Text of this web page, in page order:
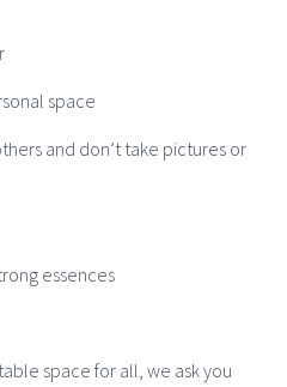
space
and don’t take pictures or
essences
space for all, we ask you